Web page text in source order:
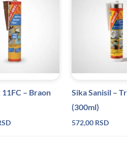
– Braon
Sika Sanisil –
(300ml)
572,00 RSD